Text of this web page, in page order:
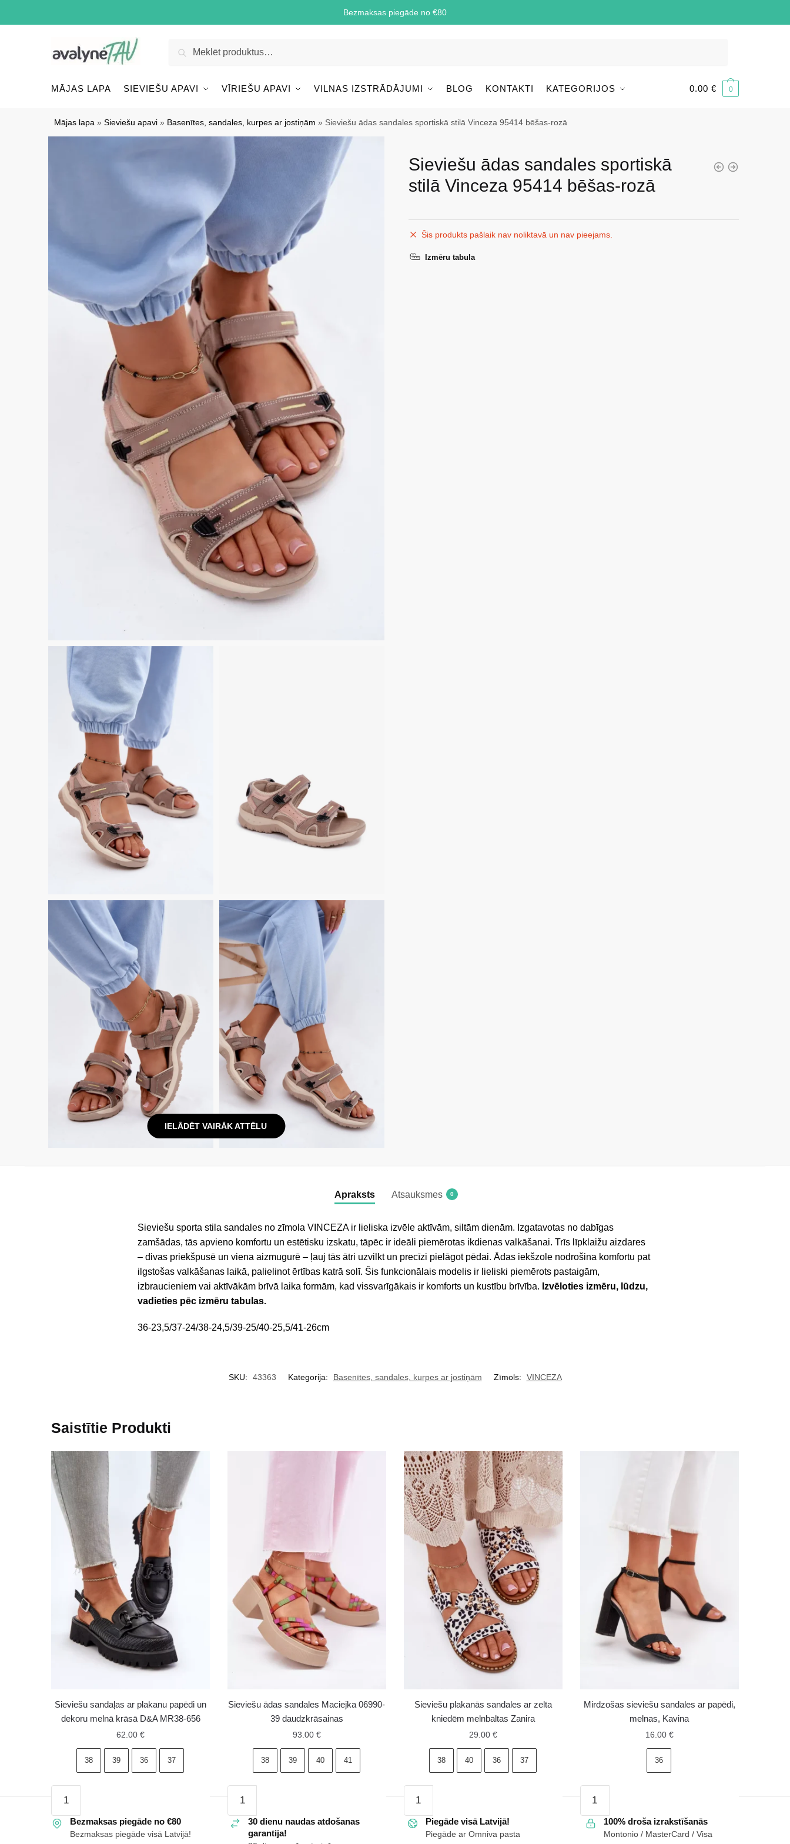
Bezmaksas piegāde no €80
Meklēt
MĀJAS LAPA SIEVIEŠU APAVI VĪRIEŠU APAVI VILNAS IZSTRĀDĀJUMI BLOG KONTAKTI KATEGORIJOS 0.00 € 0
Mājas lapa »Sieviešu apavi » Basenītes, sandales, kurpes ar jostiņām » Sieviešu ādas sandales sportiskā stilā Vinceza 95414 bēšas-rozā
IELĀDĒT VAIRĀK ATTĒLU
Sieviešu ādas sandales sportiskā
stilā Vinceza 95414 bēšas-rozā
Šis produkts pašlaik nav noliktavā un nav pieejams.
Izmēru tabula
Apraksts Atsauksmes 0
Sieviešu sporta stila sandales no zīmola VINCEZA ir lieliska izvēle aktīvām, siltām dienām. Izgatavotas no dabīgas
zamšādas, tās apvieno komfortu un estētisku izskatu, tāpēc ir ideāli piemērotas ikdienas valkāšanai. Trīs līpklaižu aizdares
– divas priekšpusē un viena aizmugurē – ļauj tās ātri uzvilkt un precīzi pielāgot pēdai. Ādas iekšzole nodrošina komfortu pat
ilgstošas valkāšanas laikā, palielinot ērtības katrā solī. Šis funkcionālais modelis ir lieliski piemērots pastaigām,
izbraucieniem vai aktīvākām brīvā laika formām, kad vissvarīgākais ir komforts un kustību brīvība. Izvēloties izmēru, lūdzu,
vadieties pēc izmēru tabulas.
36-23,5/37-24/38-24,5/39-25/40-25,5/41-26cm
SKU: 43363 Kategorija: Basenītes, sandales, kurpes ar jostiņām Zīmols: VINCEZA
Saistītie Produkti
Sieviešu sandaļas ar plakanu papēdi un
dekoru melnā krāsā D&A MR38-656
62.00 €
38 39 36 37
sandaļas
ar
plakanu
Sieviešu ādas sandales Maciejka 06990-
39 daudzkrāsainas
93.00 €
38 39 40 41
ādas
sandales
Maciejka
Sieviešu plakanās sandales ar zelta
kniedēm melnbaltas Zanira
29.00 €
38 40 36 37
plakanās
sandales
Mirdzošas sieviešu sandales ar papēdi,
melnas, Kavina
16.00 €
36
sieviešu
sandales
Bezmaksas piegāde no €80
Bezmaksas piegāde visā Latvijā!
30 dienu naudas atdošanas
garantija!
Piegāde visā Latvijā!
Piegāde ar Omniva pasta
100% droša izrakstīšanās
Montonio / MasterCard / Visa